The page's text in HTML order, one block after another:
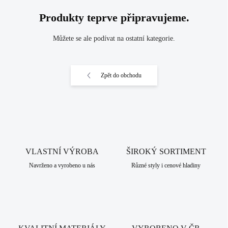
Produkty teprve připravujeme.
Můžete se ale podívat na ostatní kategorie.
Zpět do obchodu
VLASTNÍ VÝROBA
Navrženo a vyrobeno u nás
ŠIROKÝ SORTIMENT
Různé styly i cenové hladiny